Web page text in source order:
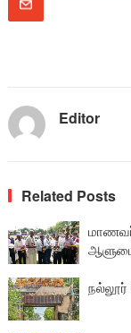
Editor
Related Posts
நல்லூர்